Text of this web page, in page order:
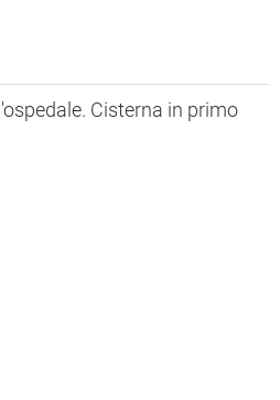
Cisterna in primo